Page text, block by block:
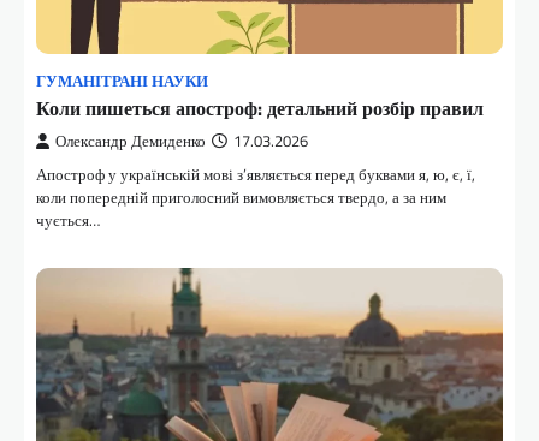
ГУМАНІТРАНІ НАУКИ
Коли пишеться апостроф: детальний розбір правил
Олександр Демиденко 17.03.2026
Апостроф у українській мові з’являється перед буквами я, ю, є, ї,
коли попередній приголосний вимовляється твердо, а за ним
чується…